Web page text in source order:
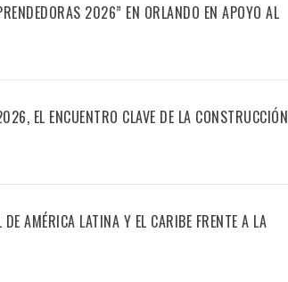
2026” EN ORLANDO EN APOYO AL
EL ENCUENTRO CLAVE DE LA CONSTRUCCIÓN
AMÉRICA LATINA Y EL CARIBE FRENTE A LA